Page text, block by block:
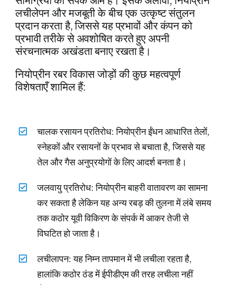
लचीलेपन और मजबूती के बीच एक उत्कृष्ट संतुलन
प्रदान करता है, जिससे यह प्रभावों और कंपन को
प्रभावी तरीके से अवशोषित करते हुए अपनी
संरचनात्मक अखंडता बनाए रखता है।
नियोप्रीन रबर विकास जोड़ों की कुछ महत्वपूर्ण
विशेषताएँ शामिल हैं:
चालक रसायन प्रतिरोध: नियोप्रीन ईंधन आधारित तेलों,
स्नेहकों और रसायनों के प्रभाव से बचाता है, जिससे यह
तेल और गैस अनुप्रयोगों के लिए आदर्श बनता है।
जलवायु प्रतिरोध: नियोप्रीन बाहरी वातावरण का सामना
कर सकता है लेकिन यह अन्य रबड़ की तुलना में लंबे समय
तक कठोर यूवी विकिरण के संपर्क में आकर तेजी से
विघटित हो जाता है।
लचीलापन: यह निम्न तापमान में भी लचीला रहता है,
हालांकि कठोर ठंड में ईपीडीएम की तरह लचीला नहीं